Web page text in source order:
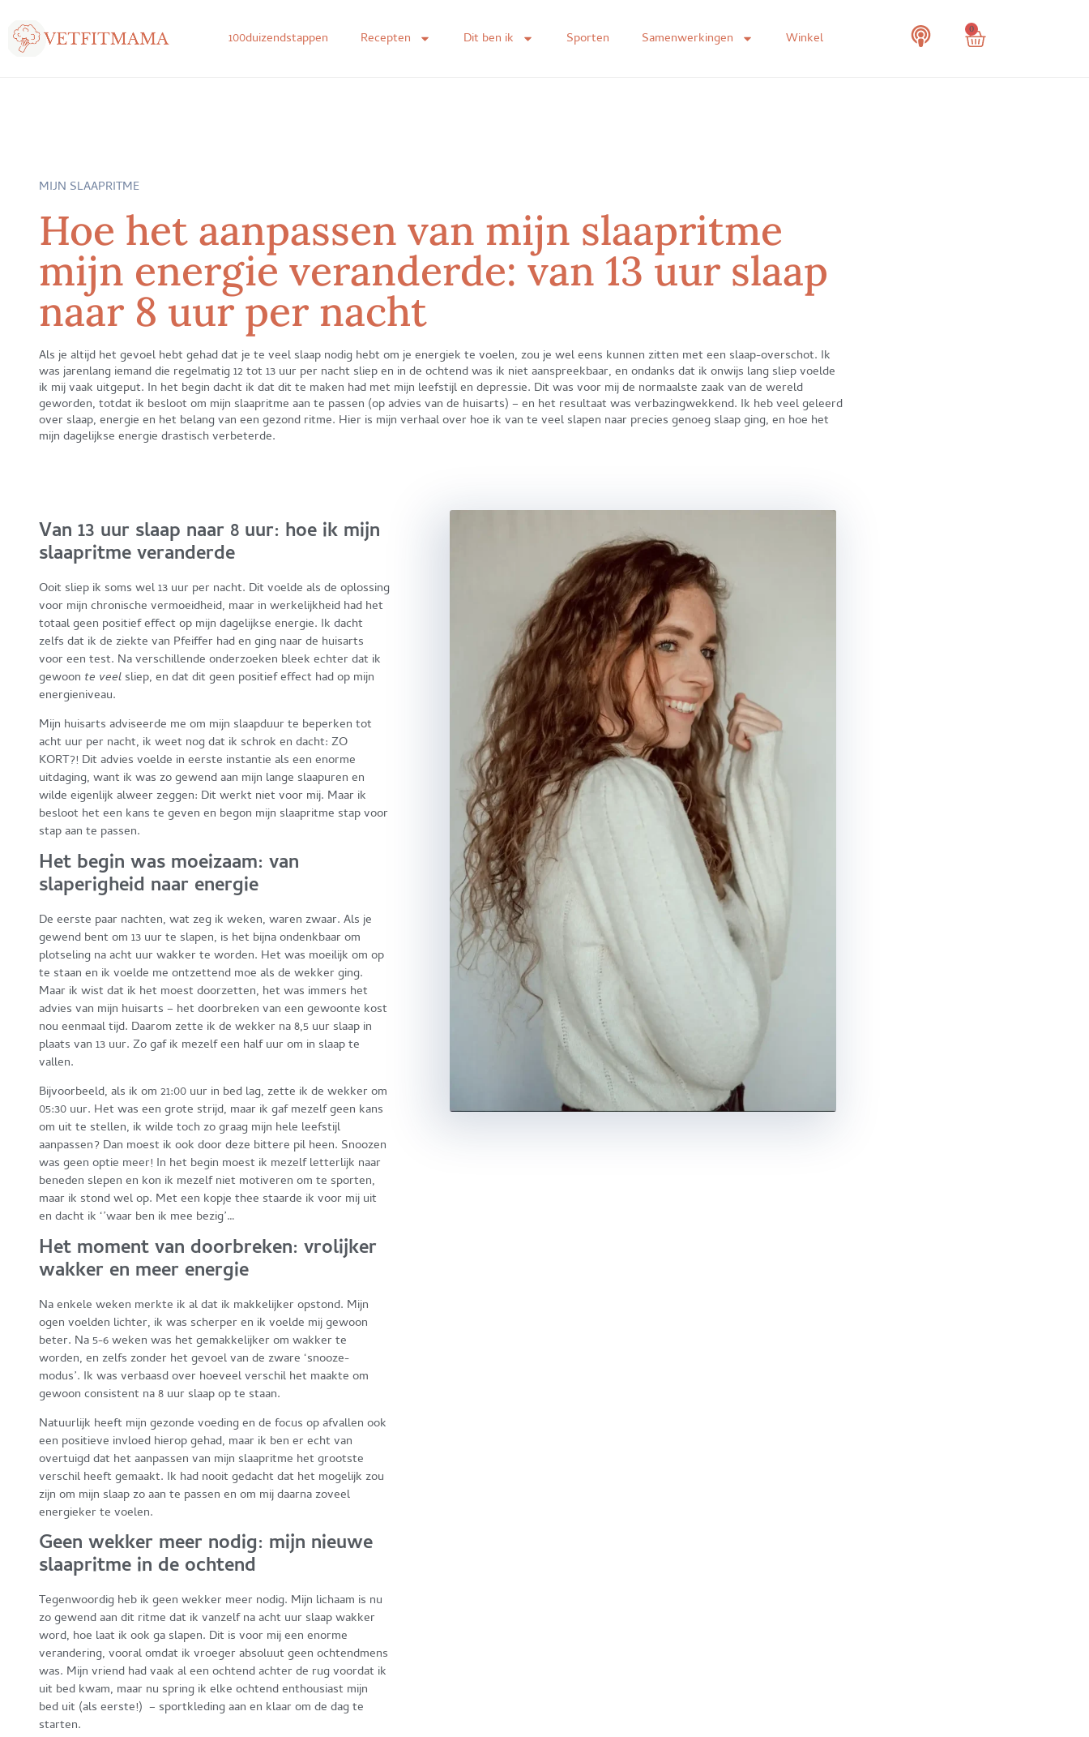
100duizendstappen Recepten Dit ben ik Sporten Samenwerkingen Winkel
0
MIJN SLAAPRITME
Hoe het aanpassen van mijn slaapritme
mijn energie veranderde: van 13 uur slaap
naar 8 uur per nacht
Als je altijd het gevoel hebt gehad dat je te veel slaap nodig hebt om je energiek te voelen, zou je wel eens kunnen zitten met een slaap-overschot. Ik
was jarenlang iemand die regelmatig 12 tot 13 uur per nacht sliep en in de ochtend was ik niet aanspreekbaar, en ondanks dat ik onwijs lang sliep voelde
ik mij vaak uitgeput. In het begin dacht ik dat dit te maken had met mijn leefstijl en depressie. Dit was voor mij de normaalste zaak van de wereld
geworden, totdat ik besloot om mijn slaapritme aan te passen (op advies van de huisarts) – en het resultaat was verbazingwekkend. Ik heb veel geleerd
over slaap, energie en het belang van een gezond ritme. Hier is mijn verhaal over hoe ik van te veel slapen naar precies genoeg slaap ging, en hoe het
mijn dagelijkse energie drastisch verbeterde.
Van 13 uur slaap naar 8 uur: hoe ik mijn
slaapritme veranderde
Ooit sliep ik soms wel 13 uur per nacht. Dit voelde als de oplossing
voor mijn chronische vermoeidheid, maar in werkelijkheid had het
totaal geen positief effect op mijn dagelijkse energie. Ik dacht
zelfs dat ik de ziekte van Pfeiffer had en ging naar de huisarts
voor een test. Na verschillende onderzoeken bleek echter dat ik
gewoon te veel sliep, en dat dit geen positief effect had op mijn
energieniveau.
Mijn huisarts adviseerde me om mijn slaapduur te beperken tot
acht uur per nacht, ik weet nog dat ik schrok en dacht: ZO
KORT?! Dit advies voelde in eerste instantie als een enorme
uitdaging, want ik was zo gewend aan mijn lange slaapuren en
wilde eigenlijk alweer zeggen: Dit werkt niet voor mij. Maar ik
besloot het een kans te geven en begon mijn slaapritme stap voor
stap aan te passen.
Het begin was moeizaam: van
slaperigheid naar energie
De eerste paar nachten, wat zeg ik weken, waren zwaar. Als je
gewend bent om 13 uur te slapen, is het bijna ondenkbaar om
plotseling na acht uur wakker te worden. Het was moeilijk om op
te staan en ik voelde me ontzettend moe als de wekker ging.
Maar ik wist dat ik het moest doorzetten, het was immers het
advies van mijn huisarts – het doorbreken van een gewoonte kost
nou eenmaal tijd. Daarom zette ik de wekker na 8,5 uur slaap in
plaats van 13 uur. Zo gaf ik mezelf een half uur om in slaap te
vallen.
Bijvoorbeeld, als ik om 21:00 uur in bed lag, zette ik de wekker om
05:30 uur. Het was een grote strijd, maar ik gaf mezelf geen kans
om uit te stellen, ik wilde toch zo graag mijn hele leefstijl
aanpassen? Dan moest ik ook door deze bittere pil heen. Snoozen
was geen optie meer! In het begin moest ik mezelf letterlijk naar
beneden slepen en kon ik mezelf niet motiveren om te sporten,
maar ik stond wel op. Met een kopje thee staarde ik voor mij uit
en dacht ik ‘’waar ben ik mee bezig’…
Het moment van doorbreken: vrolijker
wakker en meer energie
Na enkele weken merkte ik al dat ik makkelijker opstond. Mijn
ogen voelden lichter, ik was scherper en ik voelde mij gewoon
beter. Na 5-6 weken was het gemakkelijker om wakker te
worden, en zelfs zonder het gevoel van de zware ‘snooze-
modus’. Ik was verbaasd over hoeveel verschil het maakte om
gewoon consistent na 8 uur slaap op te staan.
Natuurlijk heeft mijn gezonde voeding en de focus op afvallen ook
een positieve invloed hierop gehad, maar ik ben er echt van
overtuigd dat het aanpassen van mijn slaapritme het grootste
verschil heeft gemaakt. Ik had nooit gedacht dat het mogelijk zou
zijn om mijn slaap zo aan te passen en om mij daarna zoveel
energieker te voelen.
Geen wekker meer nodig: mijn nieuwe
slaapritme in de ochtend
Tegenwoordig heb ik geen wekker meer nodig. Mijn lichaam is nu
zo gewend aan dit ritme dat ik vanzelf na acht uur slaap wakker
word, hoe laat ik ook ga slapen. Dit is voor mij een enorme
verandering, vooral omdat ik vroeger absoluut geen ochtendmens
was. Mijn vriend had vaak al een ochtend achter de rug voordat ik
uit bed kwam, maar nu spring ik elke ochtend enthousiast mijn
bed uit (als eerste!) – sportkleding aan en klaar om de dag te
starten.